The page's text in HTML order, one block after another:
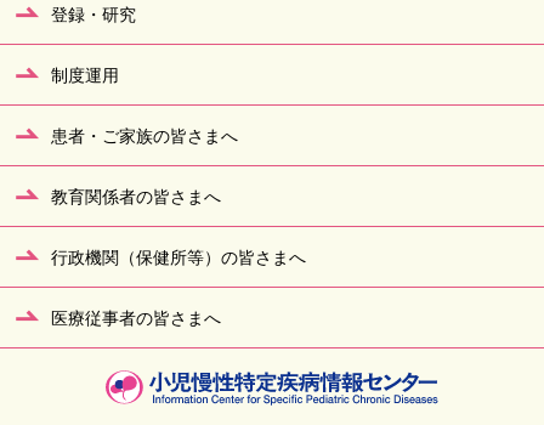
登録・研究
制度運用
患者・ご家族の皆さまへ
教育関係者の皆さまへ
行政機関（保健所等）の皆さまへ
医療従事者の皆さまへ